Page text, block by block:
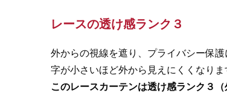
レースの透け感ランク３
外からの視線を遮り、プライバシー保
字が小さいほど外から見えにくくなりま
このレースカーテンは透け感ランク３